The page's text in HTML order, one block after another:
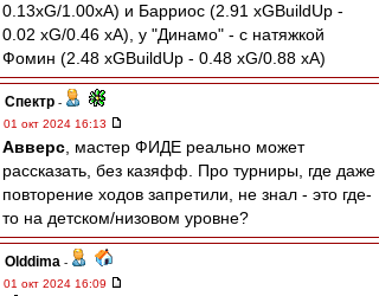
0.13xG/1.00xA) и Барриос (2.91 xGBuildUp -
0.02 xG/0.46 xA), у "Динамо" - с натяжкой
Фомин (2.48 xGBuildUp - 0.48 xG/0.88 xA)
Спектр -
01 окт 2024 16:13
Авверс , мастер ФИДЕ реально может
рассказать, без казяфф. Про турниры, где даже
повторение ходов запретили, не знал - это где-
то на детском/низовом уровне?
Olddima -
01 окт 2024 16:09